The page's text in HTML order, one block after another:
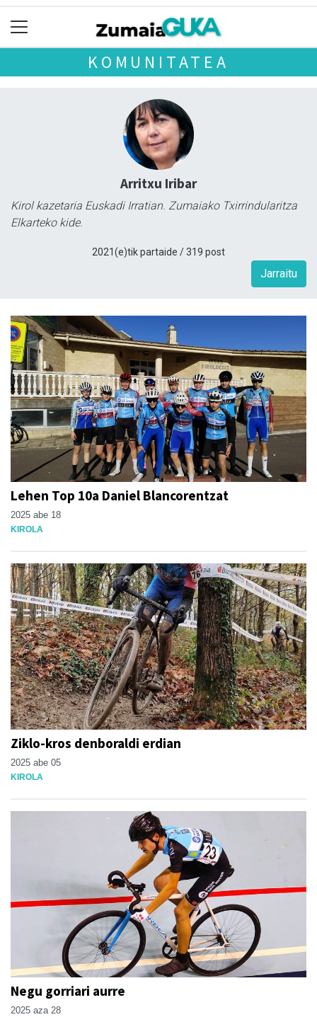
KOMUNITATEA
Arritxu Iribar
Kirol kazetaria Euskadi Irratian. Zumaiako Txirrindularitza
Elkarteko kide.
2021(e)tik partaide / 319 post
Jarraitu
Lehen Top 10a Daniel Blancorentzat
2025 abe 18
KIROLA
Ziklo-kros denboraldi erdian
2025 abe 05
KIROLA
Negu gorriari aurre
2025 aza 28